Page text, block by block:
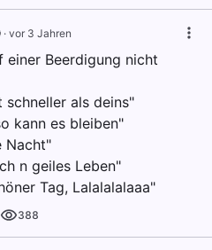
· vor 3 Jahren
einer Beerdigung nicht
schneller als deins"
kann es bleiben"
Nacht"
n geiles Leben"
Tag, Lalalalalaaa"
388